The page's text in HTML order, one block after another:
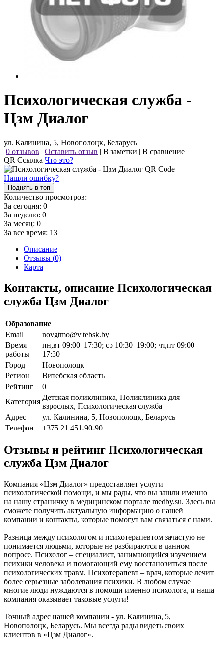
Психологическая служба -
Цзм Диалог
ул. Калинина, 5, Новополоцк, Беларусь
0 отзывов | Оставить отзыв | В заметки | В сравнение
QR Ссылка Что это?
Нашли ошибку?
Поднять в топ
Количество просмотров:
За сегодня: 0
За неделю: 0
За месяц: 0
За все время: 13
Описание
Отзывы (0)
Карта
Контакты, описание Психологическая
служба Цзм Диалог
Образование
Email
novgtmo@vitebsk.by
Время
работы
пн,вт 09:00–17:30; ср 10:30–19:00; чт,пт 09:00–
17:30
Город
Новополоцк
Регион
Витебская область
Рейтинг
0
Категория
Детская поликлиника, Поликлиника для
взрослых, Психологическая служба
Адрес
ул. Калинина, 5, Новополоцк, Беларусь
Телефон
+375 21 451-90-90
Отзывы и рейтинг Психологическая
служба Цзм Диалог
Компания «Цзм Диалог» предоставляет услуги
психологической помощи, и мы рады, что вы зашли именно
на нашу страничку в медицинском портале medby.su. Здесь вы
сможете получить актуальную информацию о нашей
компании и контакты, которые помогут вам связаться с нами.
Разница между психологом и психотерапевтом зачастую не
понимается людьми, которые не разбираются в данном
вопросе. Психолог – специалист, занимающийся изучением
психики человека и помогающий ему восстановиться после
психологических травм. Психотерапевт – врач, которые лечит
более серьезные заболевания психики. В любом случае
многие люди нуждаются в помощи именно психолога, и наша
компания оказывает таковые услуги!
Точный адрес нашей компании - ул. Калинина, 5,
Новополоцк, Беларусь. Мы всегда рады видеть своих
клиентов в «Цзм Диалог».